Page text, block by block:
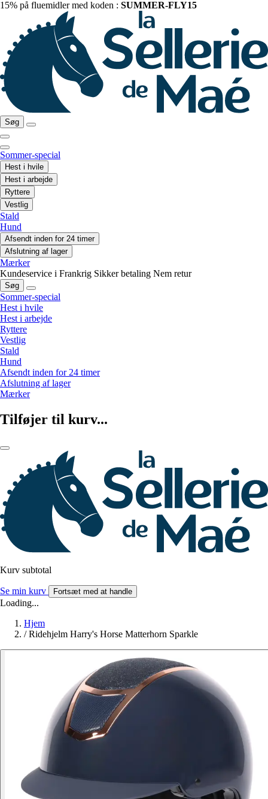
15% på fluemidler med koden : SUMMER-FLY15
Søg
Sommer-special
Hest i hvile
Hest i arbejde
Ryttere
Vestlig
Stald
Hund
Afsendt inden for 24 timer
Afslutning af lager
Mærker
Kundeservice i Frankrig Sikker betaling Nem retur
Søg
Sommer-special
Hest i hvile
Hest i arbejde
Ryttere
Vestlig
Stald
Hund
Afsendt inden for 24 timer
Afslutning af lager
Mærker
Tilføjer til kurv...
Kurv subtotal
Se min kurv Fortsæt med at handle
Loading...
Hjem
/ Ridehjelm Harry's Horse Matterhorn Sparkle